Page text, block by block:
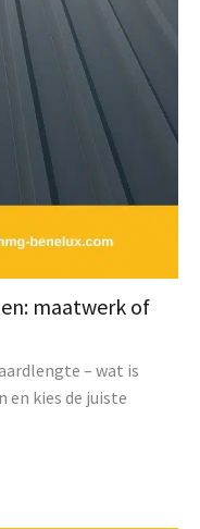
maatwerk of
– wat is
en kies de juiste